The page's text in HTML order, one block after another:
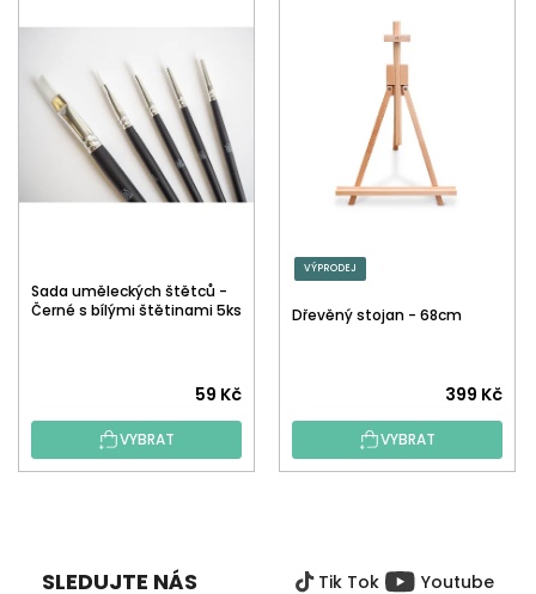
Sada uměleckých štětců -
Černé s bílými štětinami 5ks
59 Kč
VYBRAT
VÝPRODEJ
Dřevěný stojan - 68cm
399 Kč
VYBRAT
SLEDUJTE NÁS Tik Tok Youtube